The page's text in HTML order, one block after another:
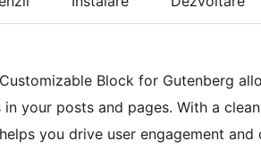
Block for Gutenberg
your posts and pages. With a
you drive user engagement and